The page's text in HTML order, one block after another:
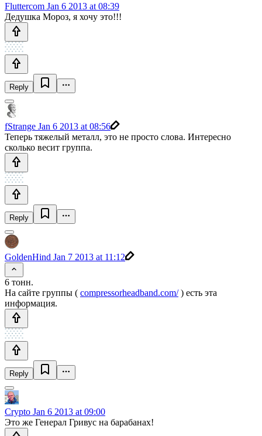
Fluttercom Jan 6 2013 at 08:39
Дедушка Мороз, я хочу это!!!
Reply
fStrange Jan 6 2013 at 08:56
Теперь тяжелый металл, это не просто слова. Интересно
сколько весит группа.
Reply
GoldenHind Jan 7 2013 at 11:12
6 тонн.
На сайте группы ( compressorheadband.com/) есть эта
информация.
Reply
Crypto Jan 6 2013 at 09:00
Это же Генерал Гривус на барабанах!